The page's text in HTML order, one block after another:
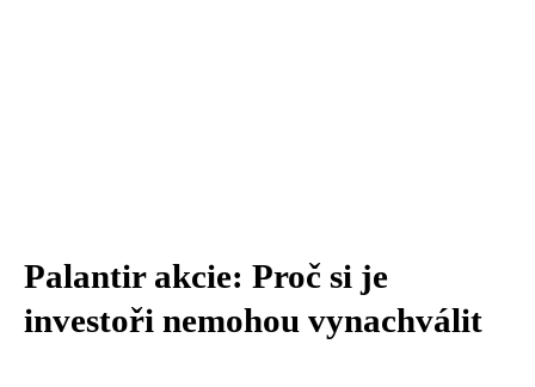
Palantir akcie: Proč si je
investoři nemohou vynachválit